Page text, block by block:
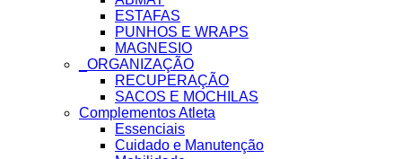
ESTAFAS
PUNHOS E WRAPS
MAGNESIO
_ORGANIZAÇÃO
RECUPERAÇÃO
SACOS E MOCHILAS
Complementos Atleta
Essenciais
Cuidado e Manutenção